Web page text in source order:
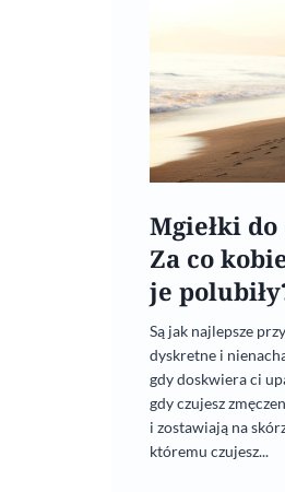
Mgiełki do
Za co
je
Są jak najlepsze
dyskretne i
gdy doskwiera ci
gdy czujesz
i zostawiają na
któremu czujesz...